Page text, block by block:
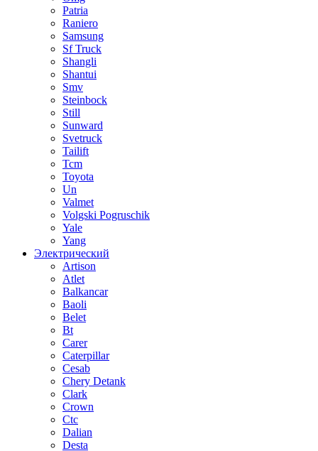
Patria
Raniero
Samsung
Sf Truck
Shangli
Shantui
Smv
Steinbock
Still
Sunward
Svetruck
Tailift
Tcm
Toyota
Un
Valmet
Volgski Pogruschik
Yale
Yang
Электрический
Artison
Atlet
Balkancar
Baoli
Belet
Bt
Carer
Caterpillar
Cesab
Chery Detank
Clark
Crown
Ctc
Dalian
Desta